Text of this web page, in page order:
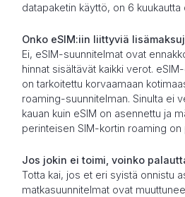
datapaketin käyttö, on 6
Onko eSIM:iin liittyviä
Ei, eSIM-suunnitelmat ovat
hinnat sisältävät kaikki verot.
on tarkoitettu korvaamaan
roaming-suunnitelman. Sinulta ei
kauan kuin eSIM on asennettu ja
perinteisen SIM-kortin roaming
Jos jokin ei toimi, voinko
Totta kai, jos et eri syistä onnistu
matkasuunnitelmat ovat